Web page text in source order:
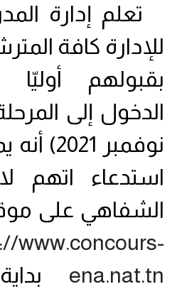
تعلم إدارة
للإدارة كافة
بقبولهم
الدخول إلى
نوفمبر
استدعاء اتهم
الشفاهي على
www.concours-
ena.nat.tn